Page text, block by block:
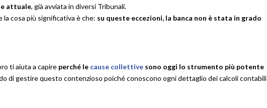
attuale, già avviata in diversi Tribunali.
cosa più significativa è che: su queste eccezioni, la banca non è stata in grado
ti aiuta a capire perché le cause collettivesono oggi lo strumento più potente
di gestire questo contenzioso poiché conoscono ogni dettaglio dei calcoli contabili